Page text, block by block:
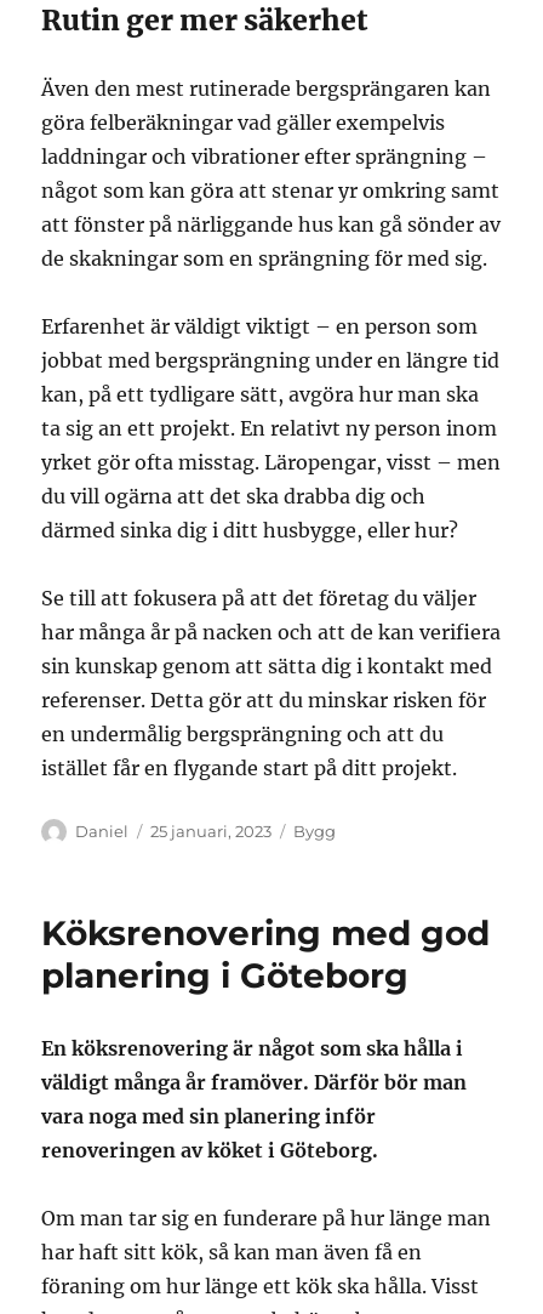
Rutin ger mer säkerhet
Även den mest rutinerade bergsprängaren kan
göra felberäkningar vad gäller exempelvis
laddningar och vibrationer efter sprängning –
något som kan göra att stenar yr omkring samt
att fönster på närliggande hus kan gå sönder av
de skakningar som en sprängning för med sig.
Erfarenhet är väldigt viktigt – en person som
jobbat med bergsprängning under en längre tid
kan, på ett tydligare sätt, avgöra hur man ska
ta sig an ett projekt. En relativt ny person inom
yrket gör ofta misstag. Läropengar, visst – men
du vill ogärna att det ska drabba dig och
därmed sinka dig i ditt husbygge, eller hur?
Se till att fokusera på att det företag du väljer
har många år på nacken och att de kan verifiera
sin kunskap genom att sätta dig i kontakt med
referenser. Detta gör att du minskar risken för
en undermålig bergsprängning och att du
istället får en flygande start på ditt projekt.
Författare
Daniel
Publicerat
25 januari, 2023 Kategorier
Bygg
Köksrenovering med god
planering i Göteborg
En köksrenovering är något som ska hålla i
väldigt många år framöver. Därför bör man
vara noga med sin planering inför
renoveringen av köket i Göteborg.
Om man tar sig en funderare på hur länge man
har haft sitt kök, så kan man även få en
föraning om hur länge ett kök ska hålla. Visst